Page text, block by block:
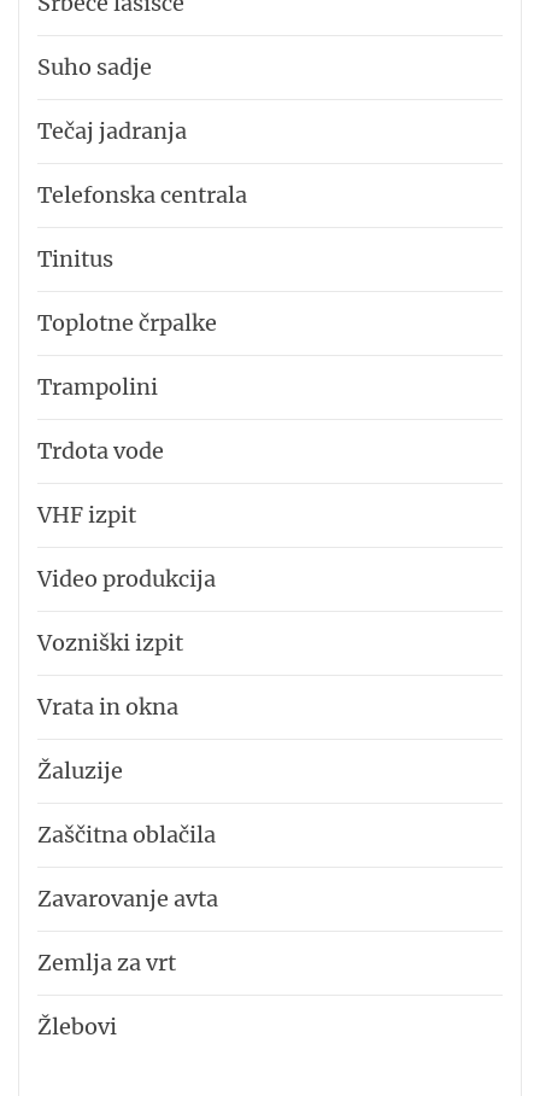
Suho sadje
Tečaj jadranja
Telefonska centrala
Tinitus
Toplotne črpalke
Trampolini
Trdota vode
VHF izpit
Video produkcija
Vozniški izpit
Vrata in okna
Žaluzije
Zaščitna oblačila
Zavarovanje avta
Zemlja za vrt
Žlebovi